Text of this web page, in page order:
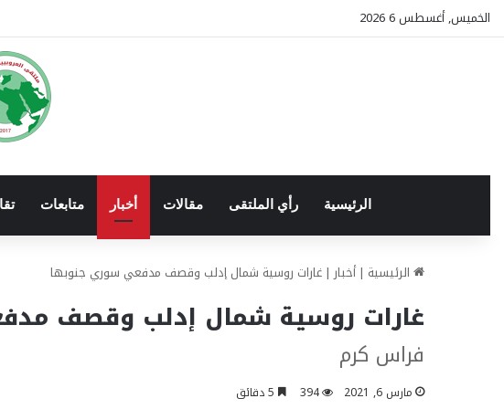
الخميس, أغسطس 6 2026
الرئيسية رأي الملتقى مقالات أخبار متابعات
الرئيسية | أخبار | غارات روسية شمال إدلب وقصف مدفعي سوري جنوبها
غارات روسية شمال إدلب وقصف
فراس كرم
مارس 6, 2021 394